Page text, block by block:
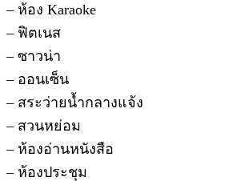
– ห้อง Karaoke
– ฟิตเนส
– ซาวน่า
– ออนเซ็น
– สระว่ายน้ำกลางแจ้ง
– สวนหย่อม
– ห้องอ่านหนังสือ
– ห้องประชุม